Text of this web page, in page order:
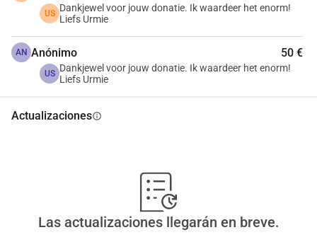
US Dankjewel voor jouw donatie. Ik waardeer het enorm!
Liefs Urmie
AN Anónimo 50 €
US Dankjewel voor jouw donatie. Ik waardeer het enorm!
Liefs Urmie
Actualizacionesinfo
Las actualizaciones llegarán en breve.